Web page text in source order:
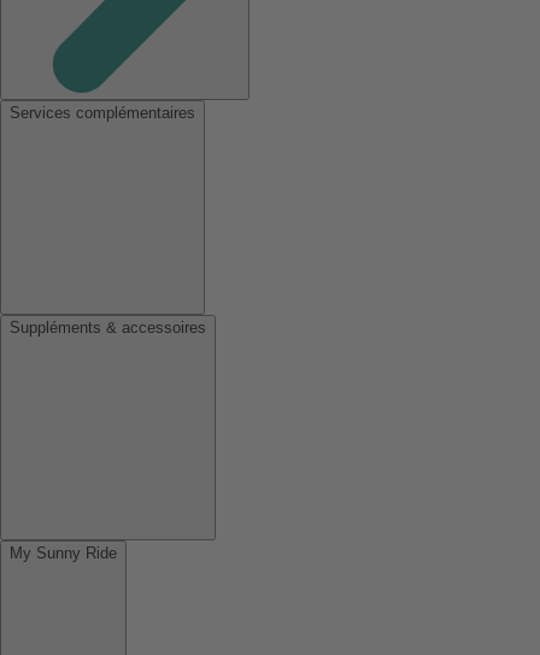
Services complémentaires
Suppléments & accessoires
My Sunny Ride